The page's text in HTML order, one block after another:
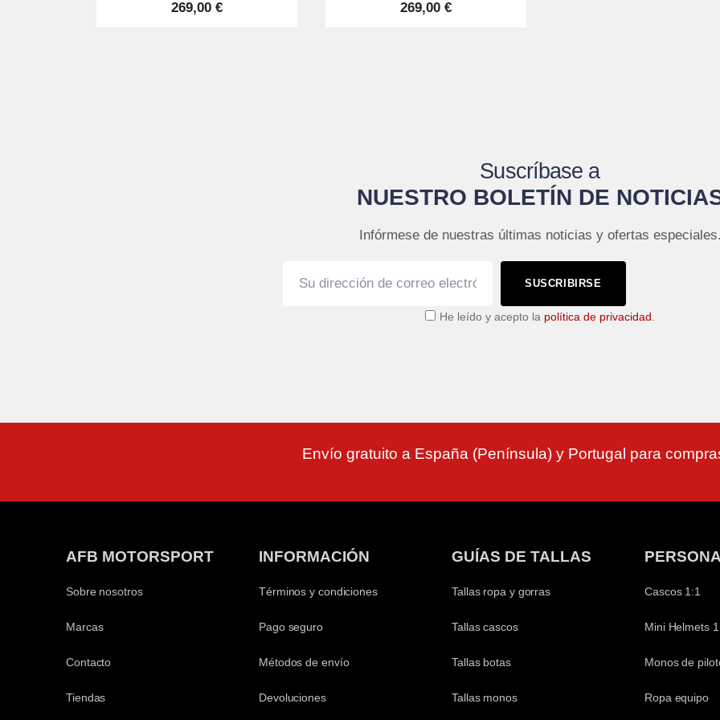
269,00 € 269,00 €
Suscríbase a
NUESTRO BOLETÍN DE
Infórmese de nuestras últimas noticias y ofertas
SUSCRIBIRSE
He leído y acepto la política de privacidad
Envío gratuito a España (Península) y Portugal para
AFB MOTORSPORT
Sobre nosotros
Marcas
Contacto
Tiendas
INFORMACIÓN
Términos y condiciones
Pago seguro
Métodos de envío
Devoluciones
GUÍAS DE TALLAS
Tallas ropa y gorras
Tallas cascos
Tallas botas
Tallas monos
Cascos 1:1
Mini Helmets
Monos de
Ropa equipo